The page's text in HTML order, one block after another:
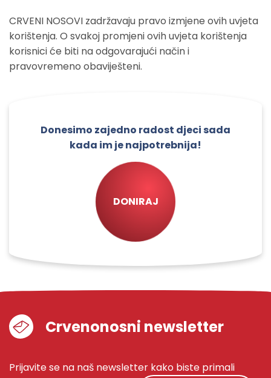
CRVENI NOSOVI zadržavaju pravo izmjene ovih uvjeta
korištenja. O svakoj promjeni ovih uvjeta korištenja
korisnici će biti na odgovarajući način i
pravovremeno obaviješteni.
Donesimo zajedno radost djeci sada
kada im je najpotrebnija!
DONIRAJ
Crvenonosni newsletter
Prijavite se na naš newsletter kako biste primali